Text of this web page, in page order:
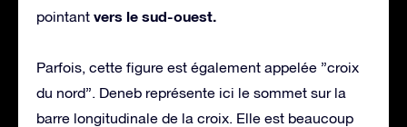
pointant vers le sud-ouest.
Parfois, cette figure est également appelée ”croix
du nord”. Deneb représente ici le sommet sur la
barre longitudinale de la croix. Elle est beaucoup